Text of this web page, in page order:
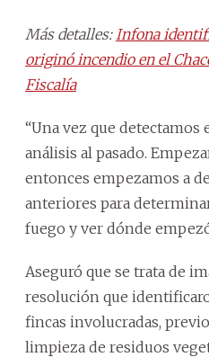
Más detalles: Infona
originó incendio en el
Fiscalía
“Una vez que detectamos
análisis al pasado.
entonces empezamos a
anteriores para
fuego y ver dónde
Aseguró que se trata de
resolución que
fincas involucradas,
limpieza de residuos